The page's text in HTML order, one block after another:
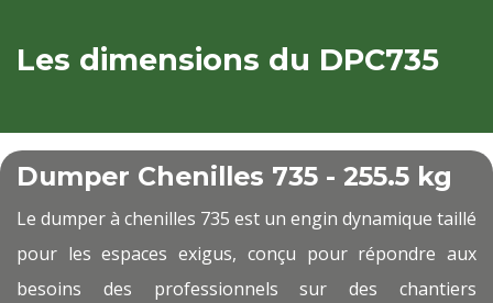
Les dimensions du DPC735
Dumper Chenilles 735 - 255.5 kg
Le dumper à chenilles 735 est un engin dynamique taillé
pour les espaces exigus, conçu pour répondre aux
besoins des professionnels sur des chantiers